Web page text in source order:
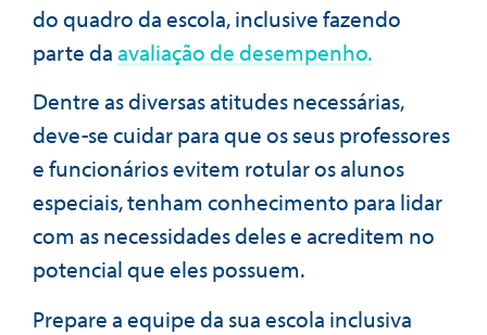
do quadro da escola, inclusive fazendo
parte daavaliação de desempenho.
Dentre as diversas atitudes necessárias,
deve-se cuidar para que os seus professores
e funcionários evitem rotular os alunos
especiais, tenham conhecimento para lidar
com as necessidades deles e acreditem no
potencial que eles possuem.
Prepare a equipe da sua escola inclusiva